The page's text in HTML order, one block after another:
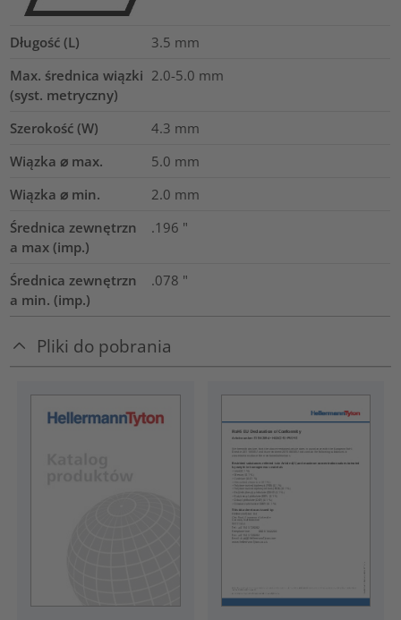
Długość (L) 3.5 mm
Max. średnica wiązki
(syst. metryczny)
2.0-5.0 mm
Szerokość (W) 4.3 mm
Wiązka ⌀ max.
5.0 mm
Wiązka ⌀ min.
2.0 mm
Średnica zewnętrzn
a max (imp.)
.196 "
Średnica zewnętrzn
a min. (imp.)
.078 "
Pliki do pobrania